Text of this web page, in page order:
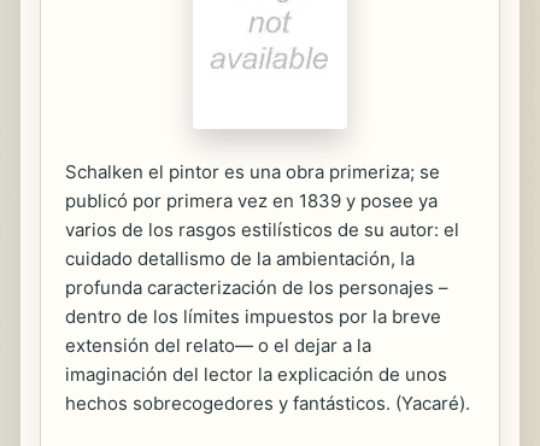
Schalken el pintor es una obra primeriza; se
publicó por primera vez en 1839 y posee ya
varios de los rasgos estilísticos de su autor: el
cuidado detallismo de la ambientación, la
profunda caracterización de los personajes –
dentro de los límites impuestos por la breve
extensión del relato— o el dejar a la
imaginación del lector la explicación de unos
hechos sobrecogedores y fantásticos. (Yacaré).